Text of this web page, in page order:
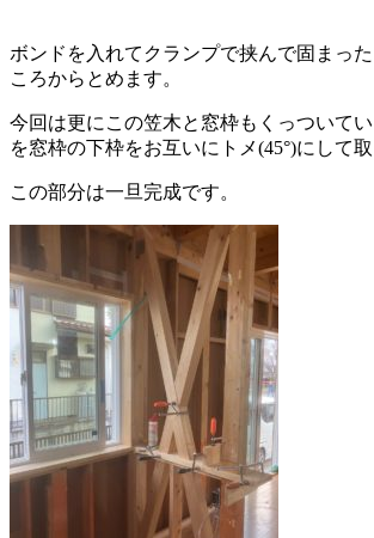
ボンドを入れてクランプで挟んで固まっ
ころからとめます。
今回は更にこの笠木と窓枠もくっついて
を窓枠の下枠をお互いにトメ(45°)にして取
この部分は一旦完成です。